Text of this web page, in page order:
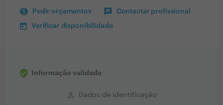
Pedir orçamentos Contactar profissional
Verificar disponibilidade
Informação validada
perm_identity Dados de identificação